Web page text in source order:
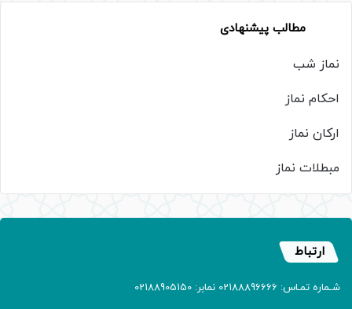
مطالب پیشنهادی
نماز شب
احکام نماز
ارکان نماز
مبطلات نماز
ارتباط
شـماره تمـاس: 02188896666 نمابر: 02188905150